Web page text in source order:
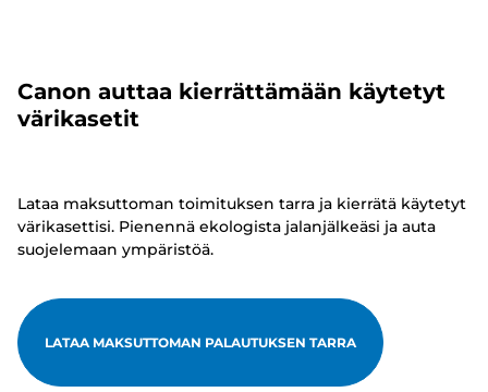
Canon auttaa kierrättämään käytetyt
värikasetit
Lataa maksuttoman toimituksen tarra ja kierrätä käytetyt
värikasettisi. Pienennä ekologista jalanjälkeäsi ja auta
suojelemaan ympäristöä.
LATAA MAKSUTTOMAN PALAUTUKSEN TARRA